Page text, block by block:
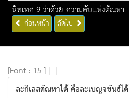
นิทเทศ 9 ว่าด้วย ความดับแห่งตัณหา
ก่อนหน้า ถัดไป
[Font : 15 ] | |
ละกิเลสตัณหาได้ คือละเบญจขันธ์ได้